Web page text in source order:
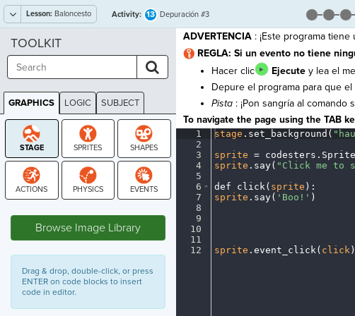
Lesson: Baloncesto Activity: 13 Depuración #3
ADVERTENCIA: ¡Este programa
REGLA: Si un evento no tiene
Hacer clic
Ejecutey lea el
Depure el programa para que
Pista: ¡Pon sangría al comando
To navigate the page using the TAB
1
2
3
4
5
6
7
8
9
10
11
12
stage . set_background(
sprite =· codesters .
sprite . say( "Click· me to
def
click( sprite ) :
sprite . say( 'Boo!' )
sprite . event_click( click)
TOOLKIT
GRAPHICS LOGIC SUBJECT
GRAPHICS
Browse Image Library
Drag & drop, double-click, or press
ENTER on code blocks to insert
code in editor.